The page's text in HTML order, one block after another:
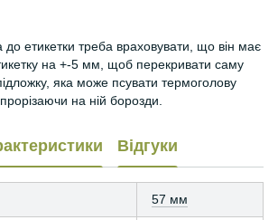
до етикетки треба враховувати, що він має
на +-5 мм, щоб перекривати саму
яка може псувати термоголову
на ній борозди.
Відгуки
57 мм